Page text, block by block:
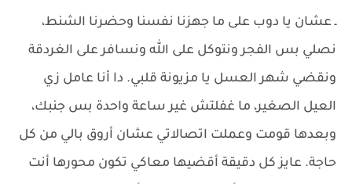
ـ عشان يا دوب على ما جهزنا نفسنا وحضرنا الشنط،
نصلي بس الفجر ونتوكل على الله ونسافر على الغردقة
ونقضي شهر العسل يا مزيونة قلبي. دا أنا عامل زي
العيل الصغير، ما غفلتش غير ساعة واحدة بس جنبك،
وبعدها قومت وعملت اتصالاتي عشان أروق بالي من كل
حاجة. عايز كل دقيقة أقضيها معاكي تكون محورها أنت